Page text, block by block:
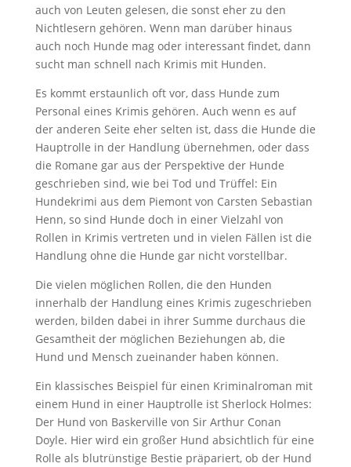
auch von Leuten gelesen, die sonst eher zu den
Nichtlesern gehören. Wenn man darüber hinaus
auch noch Hunde mag oder interessant findet, dann
sucht man schnell nach Krimis mit Hunden.
Es kommt erstaunlich oft vor, dass Hunde zum
Personal eines Krimis gehören. Auch wenn es auf
der anderen Seite eher selten ist, dass die Hunde die
Hauptrolle in der Handlung übernehmen, oder dass
die Romane gar aus der Perspektive der Hunde
geschrieben sind, wie bei Tod und Trüffel: Ein
Hundekrimi aus dem Piemont von Carsten Sebastian
Henn, so sind Hunde doch in einer Vielzahl von
Rollen in Krimis vertreten und in vielen Fällen ist die
Handlung ohne die Hunde gar nicht vorstellbar.
Die vielen möglichen Rollen, die den Hunden
innerhalb der Handlung eines Krimis zugeschrieben
werden, bilden dabei in ihrer Summe durchaus die
Gesamtheit der möglichen Beziehungen ab, die
Hund und Mensch zueinander haben können.
Ein klassisches Beispiel für einen Kriminalroman mit
einem Hund in einer Hauptrolle ist Sherlock Holmes:
Der Hund von Baskerville von Sir Arthur Conan
Doyle. Hier wird ein großer Hund absichtlich für eine
Rolle als blutrünstige Bestie präpariert, ob der Hund